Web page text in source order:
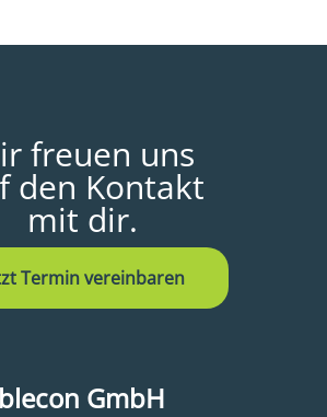
freuen uns
den Kontakt
mit dir.
Termin vereinbaren
blecon GmbH